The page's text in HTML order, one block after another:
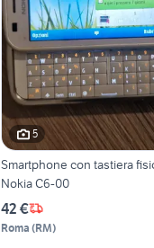
5
Smartphone con tastiera
Nokia C6-00
42 €
Roma (RM)